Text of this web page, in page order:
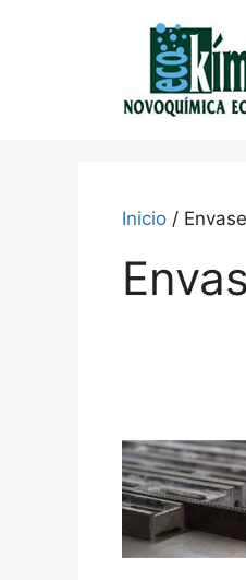
Inicio /
product
has
multiple
variants.
The